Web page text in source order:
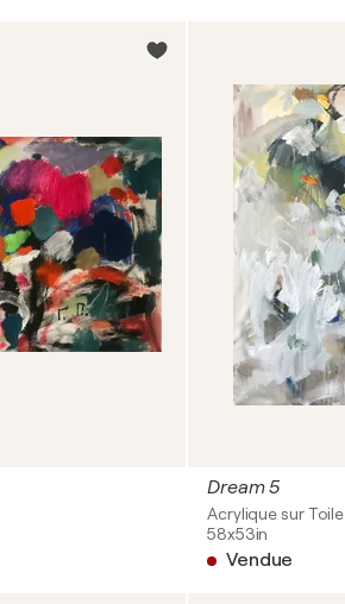
Dream 5
Acrylique sur Toile
58x53in
Vendue